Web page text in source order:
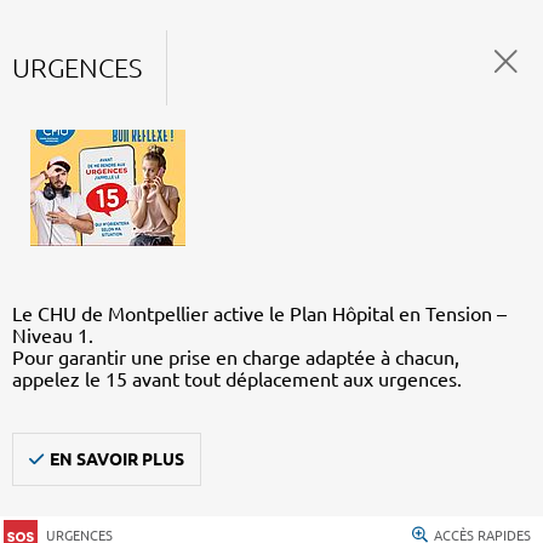
URGENCES
Le CHU de Montpellier active le Plan Hôpital en Tension –
Niveau 1.
Pour garantir une prise en charge adaptée à chacun,
appelez le 15 avant tout déplacement aux urgences.
EN SAVOIR PLUS
URGENCES ACCÈS RAPIDES